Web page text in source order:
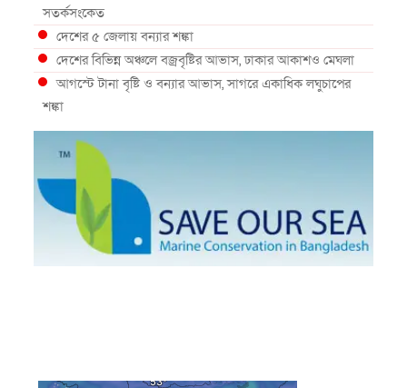
সতর্কসংকেত
দেশের ৫ জেলায় বন্যার শঙ্কা
দেশের বিভিন্ন অঞ্চলে বজ্রবৃষ্টির আভাস, ঢাকার আকাশও মেঘলা
আগস্টে টানা বৃষ্টি ও বন্যার আভাস, সাগরে একাধিক লঘুচাপের
শঙ্কা
স্বস্তি ও শঙ্কার পূর্বাভাস দিল আবহাওয়া
সৌদির নেতৃত্বে নতুন সামুদ্রিক প্রতিরক্ষা জোটে বাংলাদেশ
ইউরোপে দাবানল: আকাশে উড়ছে আগুন নেভানোর বিমান